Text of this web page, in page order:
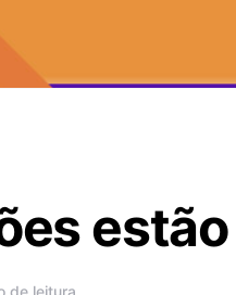
de leitura